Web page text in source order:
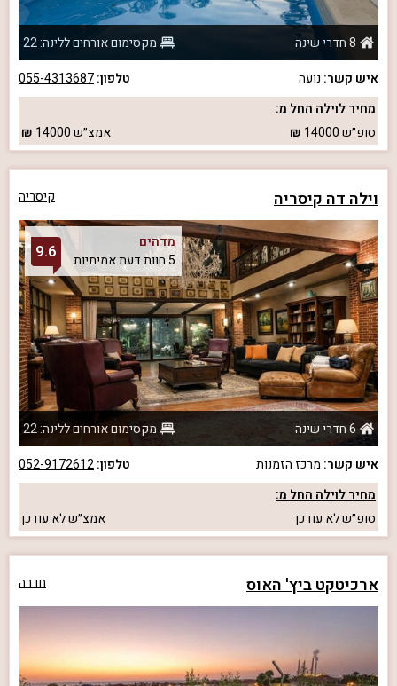
8 חדרי שינה
מקסימום אורחים ללינה: 22
איש קשר: נועה טלפון:055-4313687
מחיר לוילה החל מ:
סופ״ש14000 אמצ״ש14000
וילה דה קיסריה קיסריה
מדהים
5 חוות דעת אמיתיות
9.6
6 חדרי שינה
מקסימום אורחים ללינה: 22
איש קשר: מרכז הזמנות טלפון:052-9172612
מחיר לוילה החל מ:
סופ״שלא עודכן אמצ״שלא עודכן
ארכיטקט ביץ' האוס חדרה